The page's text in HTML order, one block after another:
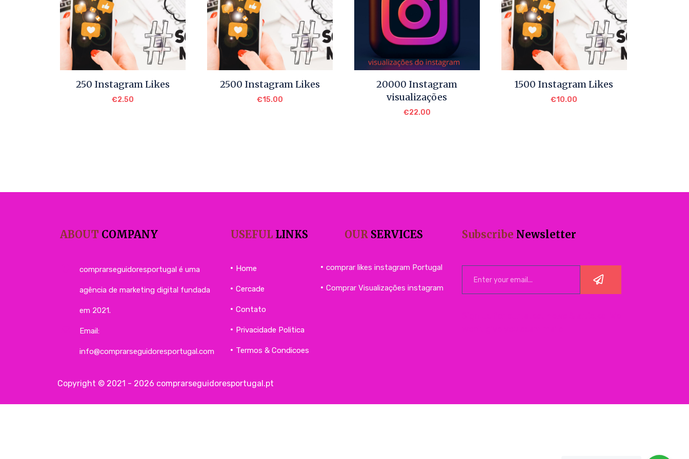
250 Instagram Likes
€2.50
2500 Instagram Likes
€15.00
20000 Instagram
visualizações
€22.00
1500 Instagram Likes
€10.00
ABOUT COMPANY
comprarseguidoresportugal é uma
agência de marketing digital fundada
em 2021.
Email:
info@comprarseguidoresportugal.com
USEFUL LINKS
Home
Cercade
Contato
Privacidade Politica
Termos & Condicoes
OUR SERVICES
comprar likes instagram Portugal
Comprar Visualizações instagram
Subscribe Newsletter
Copyright © 2021 - 2026 comprarseguidoresportugal.pt